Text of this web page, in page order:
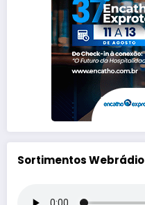
Sortimentos Webrádio